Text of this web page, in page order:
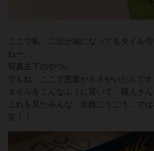
ここで私、二辺が城になってるタイル引
ねー。
写真左下のやつ｡
でもね、ここで悪魔がささやいたんです
タイルをこんなふうに置いて、職人さん
これを見たみんな、非難ごうごう…で
笑！！